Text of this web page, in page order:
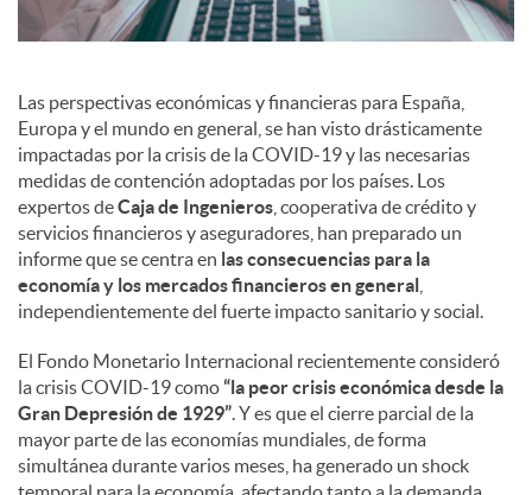
s
Las perspectivas económicas y financieras para España,
Europa y el mundo en general, se han visto drásticamente
impactadas por la crisis de la COVID-19 y las necesarias
medidas de contención adoptadas por los países. Los
expertos deCaja de Ingenieros , cooperativa de crédito y
servicios financieros y aseguradores, han preparado un
informe que se centra en las consecuencias para la
economía y los mercados financieros en general
independientemente del fuerte impacto sanitario y social.
El Fondo Monetario Internacional recientemente consideró
la crisis COVID-19 como“la peor crisis económica desde la
Gran Depresión de 1929”. Y es que el cierre parcial de la
mayor parte de las economías mundiales, de forma
simultánea durante varios meses, ha generado un shock